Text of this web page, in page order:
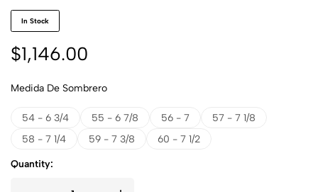
In Stock
$1,146.00
Medida De Sombrero
54 - 6 3/4 55 - 6 7/8 56 - 7
57 - 7 1/8
58 - 7 1/4
59 - 7 3/8 60 - 7 1/2
Quantity: